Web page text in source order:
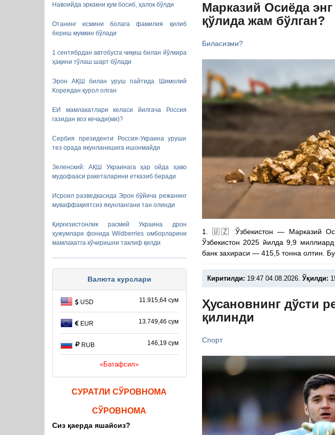
Навоийда эркакни қум босиб, ҳалок бўлди
Отанинг исмини болага фамилия қилиб
бериш мумкин бўлади
1 сентябрдан автобусга чиқиш билан йўлкира
ҳақини тўлаш шарт бўлади
Эрон АҚШ билан уруш пайтида Шимолий
Кореядан қурол олган
ЕИ мамлакатлари келаси йилгача Россия
газидан воз кечади(ми)?
Сербия президенти Россия-Украина уруши
тез орада якунланишига ишонмайди
Зеленский: АҚШ Украинага ҳар ойда ҳаво
мудофааси ракеталарини етказиб беради
Исроил разведкасида Эрон бўйича режанинг
муваффақиятсиз якунлангани тан олинди
Қирғизистонлик расмий Украина дрон
ҳужумлари фонида Wildberries омборларини
мамлакатга кўчиришни таклиф қилди
Валюта курслари
USD 11.915,64 сум
EUR 13.749,46 сум
RUB 146,19 сум
«Батафсил»
СУРАТЛИ СЎРОВНОМА
СЎРОВНОМА
Сиз қаерда яшайсиз?
Марказий Осиёда
қўлида жам бўлган?
Биласизми?
1. 🇺🇿 Ўзбекистон — Марказий
Ўзбекистон 2025 йилда 9,9
банк захираси — 415,5 тонна олтин.
Киритилди: 19:47 04.08.2026. Ўқилди:
Ҳусановнинг дўсти
қилинди
Спорт